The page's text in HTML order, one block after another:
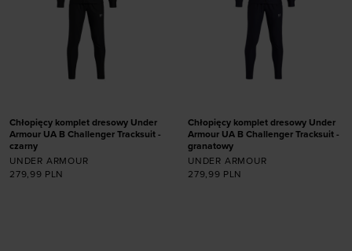
Chłopięcy komplet dresowy Under
Armour UA B Challenger Tracksuit -
czarny
UNDER ARMOUR
279,99 PLN
Chłopięcy komplet dresowy Under
Armour UA B Challenger Tracksuit -
granatowy
UNDER ARMOUR
279,99 PLN